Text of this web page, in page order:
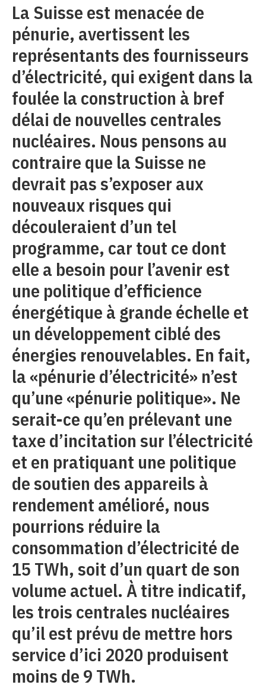
La Suisse est menacée de
pénurie, avertissent les
représentants des fournisseurs
d’électricité, qui exigent dans la
foulée la construction à bref
délai de nouvelles centrales
nucléaires. Nous pensons au
contraire que la Suisse ne
devrait pas s’exposer aux
nouveaux risques qui
découleraient d’un tel
programme, car tout ce dont
elle a besoin pour l’avenir est
une politique d’efficience
énergétique à grande échelle et
un développement ciblé des
énergies renouvelables. En fait,
la «pénurie d’électricité» n’est
qu’une «pénurie politique». Ne
serait-ce qu’en prélevant une
taxe d’incitation sur l’électricité
et en pratiquant une politique
de soutien des appareils à
rendement amélioré, nous
pourrions réduire la
consommation d’électricité de
15 TWh, soit d’un quart de son
volume actuel. À titre indicatif,
les trois centrales nucléaires
qu’il est prévu de mettre hors
service d’ici 2020 produisent
moins de 9 TWh.